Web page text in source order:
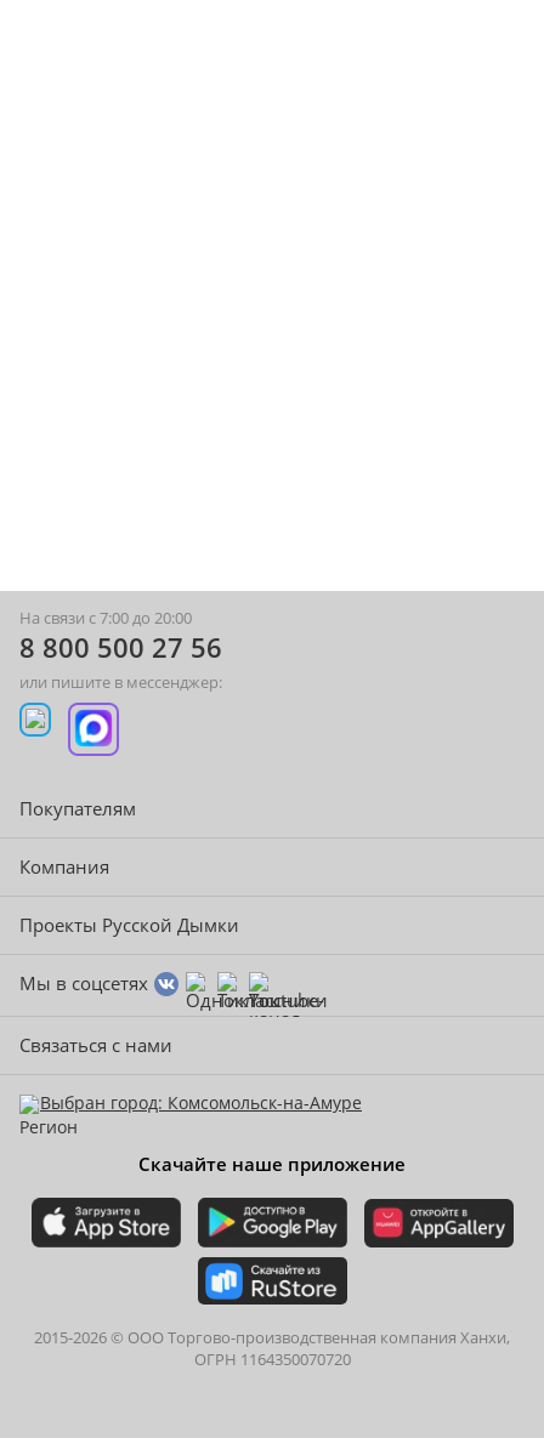
На связи с 7:00 до 20:00
8 800 500 27 56
или пишите в мессенджер:
Покупателям
Компания
Проекты Русской Дымки
Мы в соцсетях
Связаться с нами
Выбран город: Комсомольск-на-Амуре
Скачайте наше приложение
2015-2026© ООО Торгово-производственная компания Ханхи,
ОГРН 1164350070720